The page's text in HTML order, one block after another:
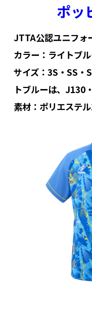
ポッ
JTTA公認ユニフォ
カラー：ライトブ
サイズ：3S・SS・
トブルーは、J130
素材：ポリエステ